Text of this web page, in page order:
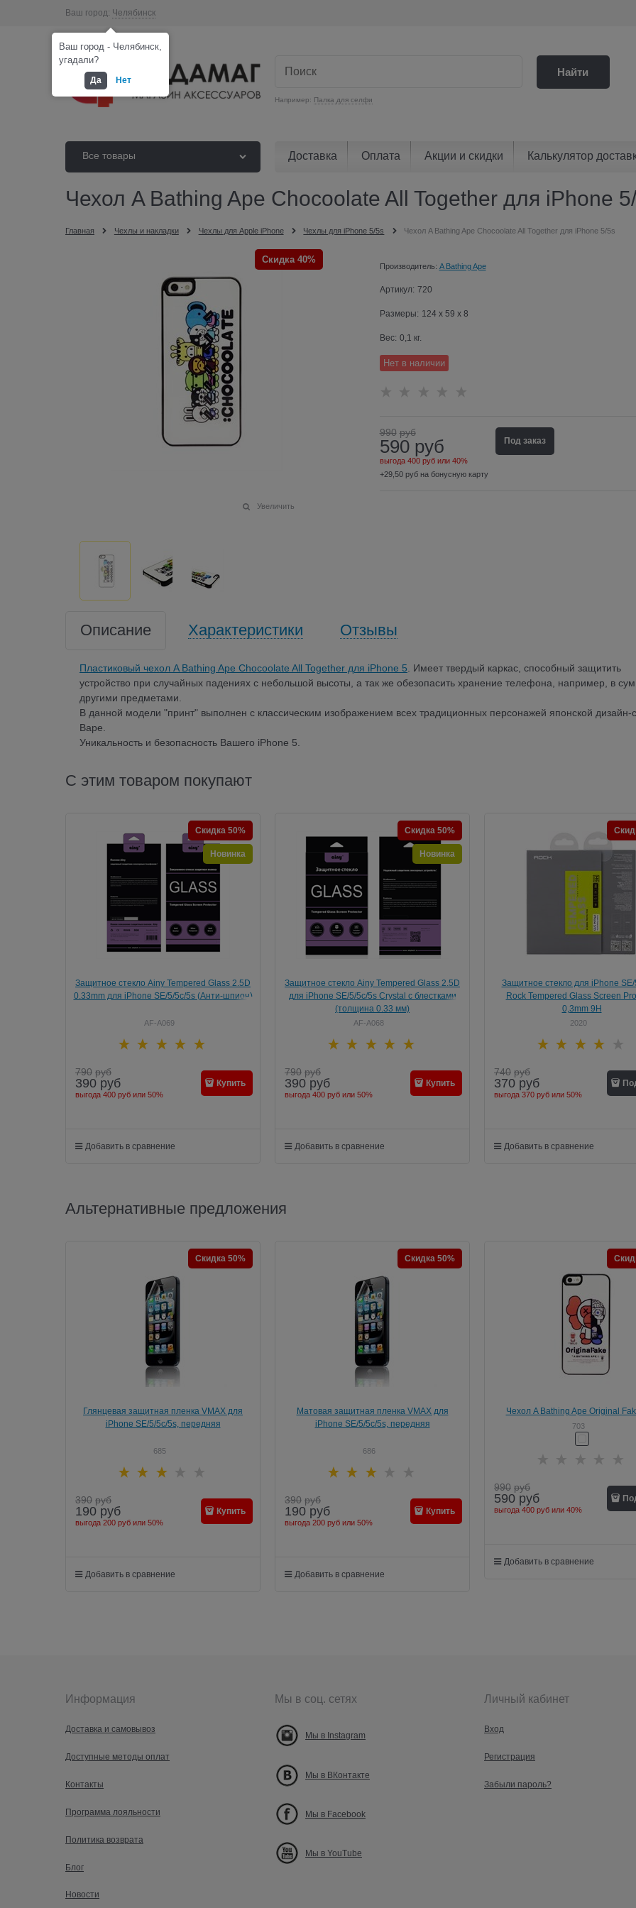
Ваш город: Челябинск
Например: Палка для селфи
Найти
Все товары Доставка Оплата Акции и скидки Калькулятор
Чехол A Bathing Ape Chocoolate All Together для iPhone
Главная Чехлы и накладки Чехлы для Apple iPhone Чехлы для iPhone 5/5s Чехол A Bathing Ape Chocoolate All Together для iPhone 5/5s
Скидка 40%
Увеличить
Производитель: A Bathing Ape
Артикул: 720
Размеры: 124 x 59 x 8
Вес: 0,1 кг.
Нет в наличии
990 руб
590 руб
выгода 400 рубили 40%
+29,50 руб на бонусную карту
Под заказ
Описание Характеристики Отзывы
Пластиковый чехол A Bathing Ape Chocoolate All Together для iPhone 5 . Имеет твердый каркас, способный защитить
устройство при случайных падениях с небольшой высоты, а так же обезопасить хранение телефона, например, в
другими предметами.
В данной модели "принт" выполнен с классическим изображением всех традиционных персонажей японской дизайн-
Bape.
Уникальность и безопасность Вашего iPhone 5.
С этим товаром покупают
Защитное стекло Ainy Tempered Glass 2.5D
0.33mm для iPhone SE/5/5c/5s (Анти-шпион)
AF-A069
Скидка 50%
Новинка
790 руб
390 руб
выгода 400 руб или 50%
Купить
Добавить в сравнение
Защитное стекло Ainy Tempered Glass 2.5D
для iPhone SE/5/5c/5s Crystal с блестками
(толщина 0.33 мм)
AF-A068
Скидка 50%
Новинка
790 руб
390 руб
выгода 400 руб или 50%
Купить
Добавить в сравнение
Защитное стекло для iPhone SE/
Rock Tempered Glass Screen
0,3mm 9H
2020
740 руб
370 руб
выгода 370 руб или 50%
Добавить в сравнение
Альтернативные предложения
Глянцевая защитная пленка VMAX для
iPhone SE/5/5c/5s, передняя
685
Скидка 50%
390 руб
190 руб
выгода 200 руб или 50%
Купить
Добавить в сравнение
Матовая защитная пленка VMAX для
iPhone SE/5/5c/5s, передняя
686
Скидка 50%
390 руб
190 руб
выгода 200 руб или 50%
Купить
Добавить в сравнение
Чехол A Bathing Ape Original
iPhone 5/5s
703
990 руб
590 руб
выгода 400 руб или 40%
Добавить в сравнение
Информация
Доставка и самовывоз
Доступные методы оплат
Контакты
Программа лояльности
Политика возврата
Блог
Новости
Мы в соц. сетях
Мы в Instagram
Мы в ВКонтакте
Мы в Facebook
Мы в YouTube
Личный кабинет
Вход
Регистрация
Забыли пароль?
Ваш город - Челябинск,
угадали?
Да Нет